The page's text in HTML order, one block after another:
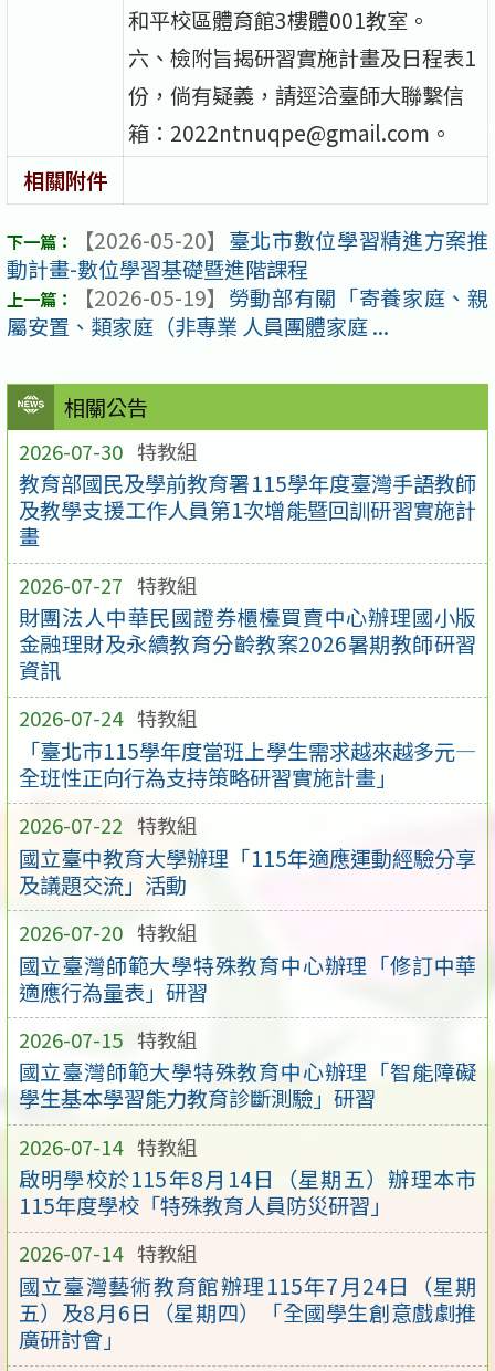
相關公告
2026-07-30 特教組
教育部國民及學前教育署115學年度臺灣手語教師
及教學支援工作人員第1次增能暨回訓研習實施計
畫
2026-07-27 特教組
財團法人中華民國證券櫃檯買賣中心辦理國小版
金融理財及永續教育分齡教案2026暑期教師研習
資訊
2026-07-24 特教組
「臺北市115學年度當班上學生需求越來越多元—
全班性正向行為支持策略研習實施計畫」
2026-07-22 特教組
國立臺中教育大學辦理「115年適應運動經驗分享
及議題交流」活動
2026-07-20 特教組
國立臺灣師範大學特殊教育中心辦理「修訂中華
適應行為量表」研習
2026-07-15 特教組
國立臺灣師範大學特殊教育中心辦理「智能障礙
學生基本學習能力教育診斷測驗」研習
2026-07-14 特教組
啟明學校於115年8月14日（星期五）辦理本市
115年度學校「特殊教育人員防災研習」
2026-07-14 特教組
國立臺灣藝術教育館辦理115年7月24日（星期
五）及8月6日（星期四）「全國學生創意戲劇推
廣研討會」
和平校區體育館3樓體001教室。
六、檢附旨揭研習實施計畫及日程表1
份，倘有疑義，請逕洽臺師大聯繫信
箱：2022ntnuqpe@gmail.com。
相關附件
【2026-05-20】 臺北市數位學習精進方案推
動計畫-數位學習基礎暨進階課程
【2026-05-19】 勞動部有關「寄養家庭、親
屬安置、類家庭（非專業 人員團體家庭 ...